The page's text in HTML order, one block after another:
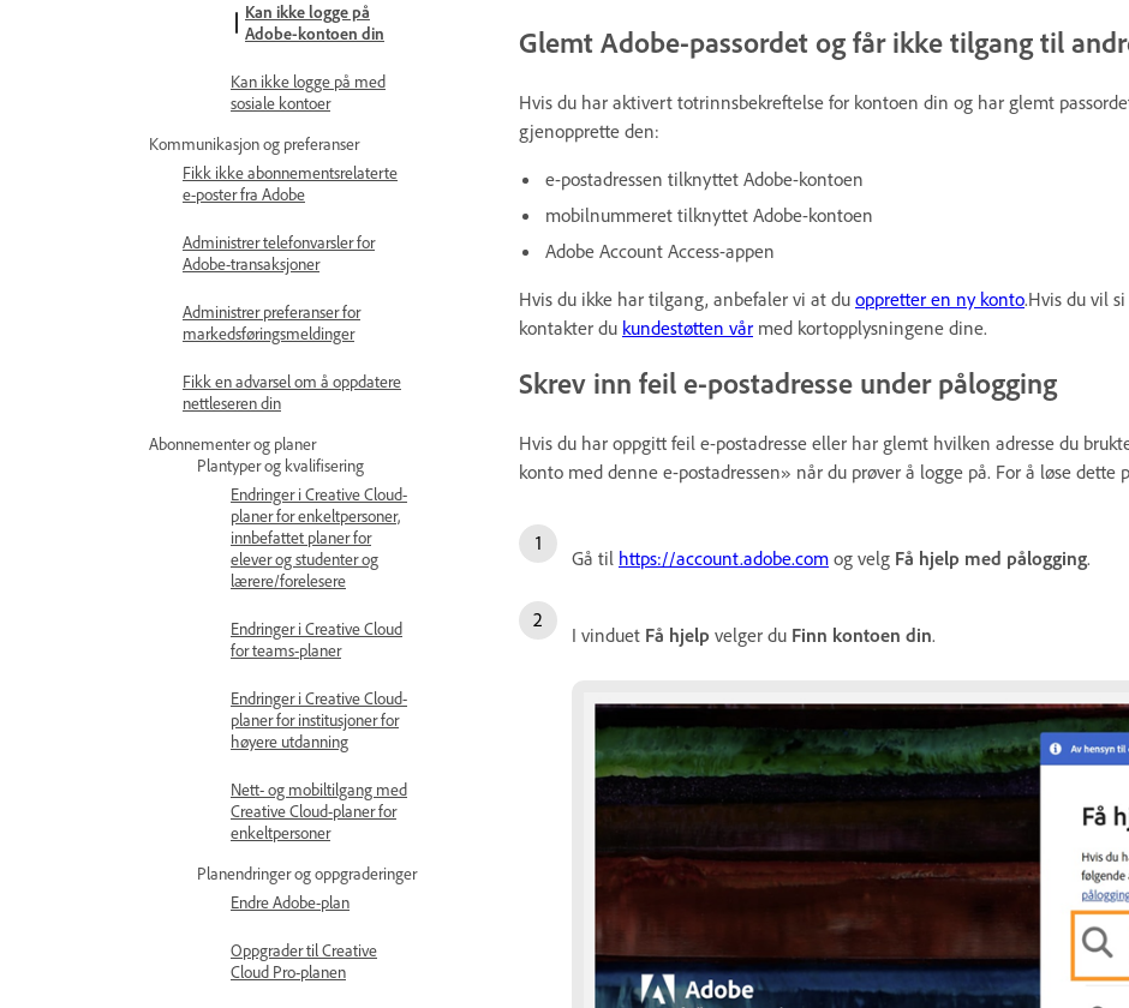
Kan ikke logge på
Adobe-kontoen din
Kan ikke logge på med
sosiale kontoer
Kommunikasjon og preferanser
Fikk ikke abonnementsrelaterte
e-poster fra Adobe
Administrer telefonvarsler for
Adobe-transaksjoner
Administrer preferanser for
markedsføringsmeldinger
Fikk en advarsel om å oppdatere
nettleseren din
Abonnementer og planer
Plantyper og kvalifisering
Endringer i Creative Cloud-
planer for enkeltpersoner,
innbefattet planer for
elever og studenter og
lærere/forelesere
Endringer i Creative Cloud
for teams-planer
Endringer i Creative Cloud-
planer for institusjoner for
høyere utdanning
Nett- og mobiltilgang med
Creative Cloud-planer for
enkeltpersoner
Planendringer og oppgraderinger
Endre Adobe-plan
Oppgrader til Creative
Cloud Pro-planen
Glemt Adobe-passordet og får ikke tilgang til
Hvis du har aktivert totrinnsbekreftelse for kontoen din og har glemt
gjenopprette den:
e-postadressen tilknyttet Adobe-kontoen
mobilnummeret tilknyttet Adobe-kontoen
Adobe Account Access-appen
Hvis du ikke har tilgang, anbefaler vi at du oppretter en ny konto.Hvis du vil
kontakter du kundestøtten vår med kortopplysningene dine.
Skrev inn feil e-postadresse under pålogging
Hvis du har oppgitt feil e-postadresse eller har glemt hvilken adresse du
konto med denne e-postadressen» når du prøver å logge på. For å løse dette
Gå til https://account.adobe.com og velg Få hjelp med pålogging.
I vinduet Få hjelp velger du Finn kontoen din.